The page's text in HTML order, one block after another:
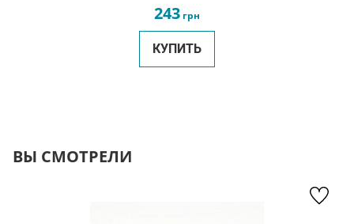
243 грн
КУПИТЬ
ВЫ СМОТРЕЛИ